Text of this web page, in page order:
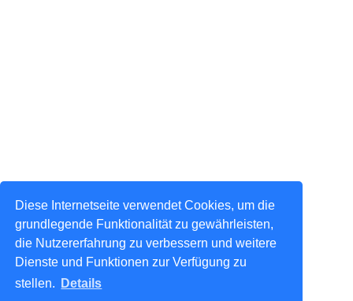
Diese Internetseite verwendet Cookies, um die
grundlegende Funktionalität zu gewährleisten,
die Nutzererfahrung zu verbessern und weitere
Dienste und Funktionen zur Verfügung zu
stellen.
Details